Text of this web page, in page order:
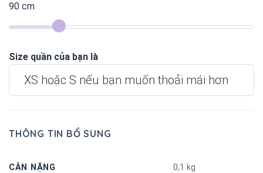
90 cm
Size quần của bạn là
XS hoặc S nếu bạn muốn thoải mái hơn
THÔNG TIN BỔ SUNG
CÂN NẶNG 0,1 kg